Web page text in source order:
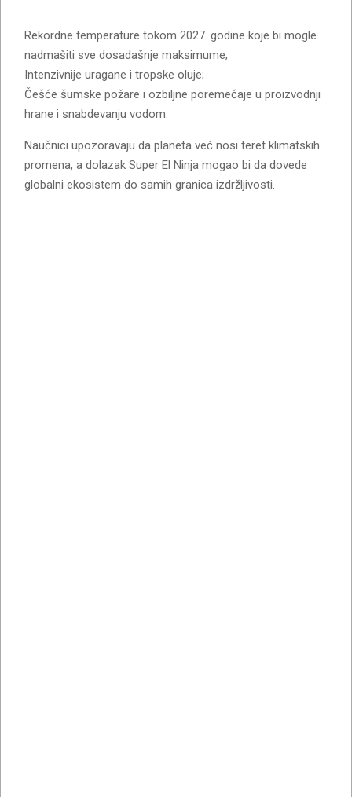
Rekordne temperature tokom 2027. godine koje bi mogle
nadmašiti sve dosadašnje maksimume;
Intenzivnije uragane i tropske oluje;
Češće šumske požare i ozbiljne poremećaje u proizvodnji
hrane i snabdevanju vodom.
Naučnici upozoravaju da planeta već nosi teret klimatskih
promena, a dolazak Super El Ninja mogao bi da dovede
globalni ekosistem do samih granica izdržljivosti.